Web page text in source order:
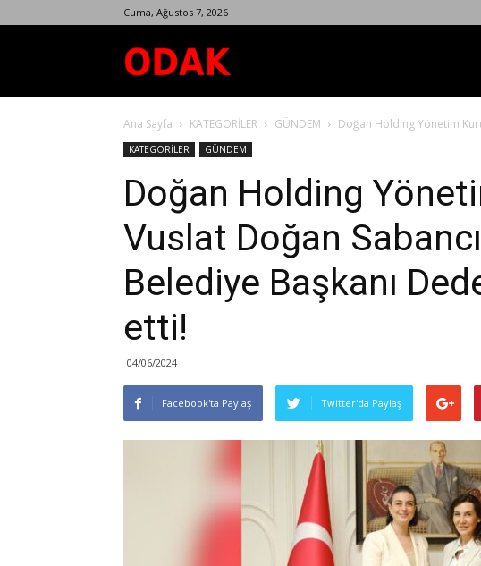
Cuma, Ağustos 7, 2026
Dergisi
Ana Sayfa KATEGORİLER GÜNDEM Doğan Holding Yönetim
KATEGORİLER GÜNDEM
Doğan Holding
Vuslat Doğan
Belediye Başkanı
etti!
04/06/2024
Facebook'ta Paylaş Twitter'da Paylaş